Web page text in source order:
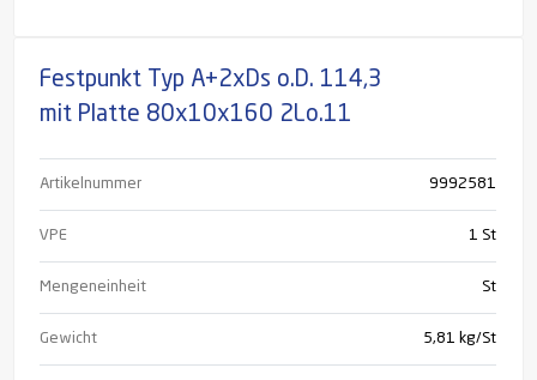
Festpunkt Typ A+2xDs o.D. 114,3
mit Platte 80x10x160 2Lo.11
Artikelnummer 9992581
VPE 1 St
Mengeneinheit St
Gewicht 5,81 kg/St